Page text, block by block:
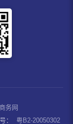
务网
：
粤B2-20050302